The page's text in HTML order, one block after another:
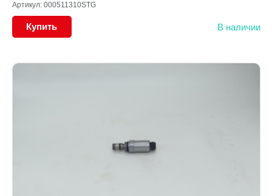
Артикул: 000511310STG
Купить В наличии